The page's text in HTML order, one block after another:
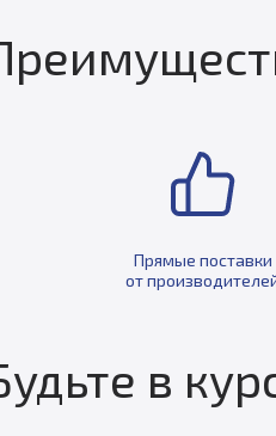
Прямые поставки
от
в